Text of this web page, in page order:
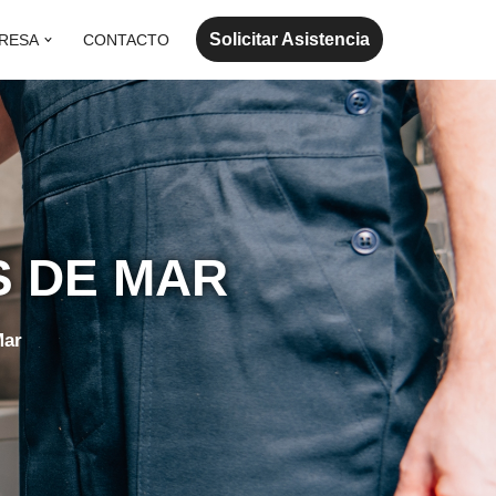
CONTACTO Solicitar Asistencia
DE MAR